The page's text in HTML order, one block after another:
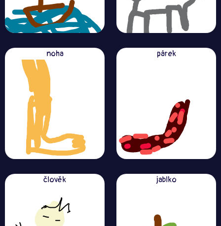
noha párek
člověk jablko